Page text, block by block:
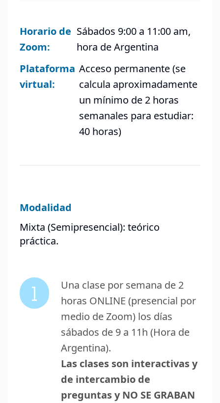
Horario de
Zoom:
Sábados 9:00 a 11:00 am,
hora de Argentina
Plataforma
virtual:
Acceso permanente (se
calcula aproximadamente
un mínimo de 2 horas
semanales para estudiar:
40 horas)
Modalidad
Mixta (Semipresencial): teórico
práctica.
1
Una clase por semana de 2
horas ONLINE (presencial por
medio de Zoom) los días
sábados de 9 a 11h (Hora de
Argentina).
Las clases son interactivas y
de intercambio de
preguntas y NO SE GRABAN